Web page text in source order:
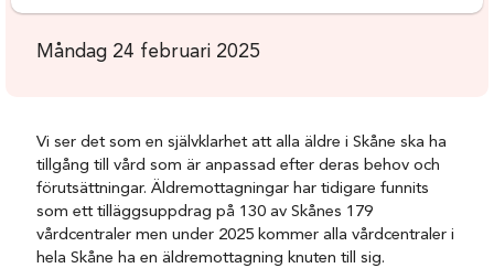
Måndag 24 februari 2025
Vi ser det som en självklarhet att alla äldre i Skåne ska ha
tillgång till vård som är anpassad efter deras behov och
förutsättningar.Äldremottagningar har tidigare funnits
som ett tilläggsuppdrag på 130 av Skånes 179
vårdcentraler men under 2025 kommer alla vårdcentraler i
hela Skåne ha en äldremottagning knuten till sig.